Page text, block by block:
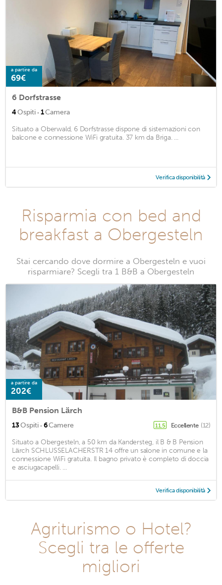
a partire da
69€
6 Dorfstrasse
4Ospiti · 1Camera
Situato a Oberwald, 6 Dorfstrasse dispone di sistemazioni con
balcone e connessione WiFi gratuita. 37 km da Briga. ...
Verifica disponibilità
Risparmia con bed and
breakfast a Obergesteln
Stai cercando dove dormire a Obergesteln e vuoi
risparmiare? Scegli tra 1 B&B a Obergesteln
a partire da
202€
B&B Pension Lärch
13Ospiti · 6Camere 11,5 Eccellente (12)
Situato a Obergesteln, a 50 km da Kandersteg, il B & B Pension
Lärch SCHLUSSELACHERSTR 14 offre un salone in comune e la
connessione WiFi gratuita. Il bagno privato è completo di doccia
e asciugacapelli. ...
Verifica disponibilità
Agriturismo o Hotel?
Scegli tra le offerte
migliori